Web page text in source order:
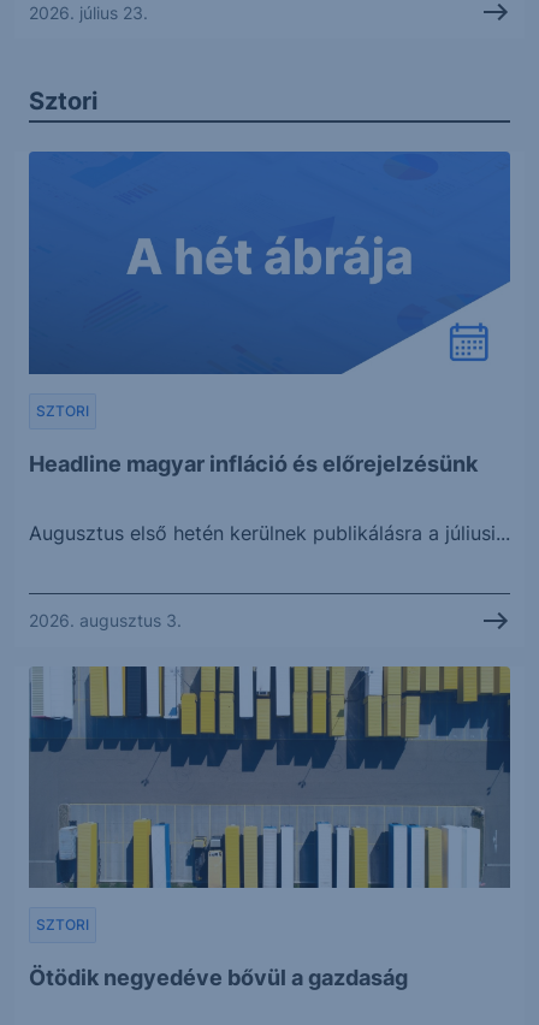
2026. július 23.
Sztori
Headline magyar infláció és előrejelzésünk
SZTORI
Augusztus első hetén kerülnek publikálásra a júliusi...
2026. augusztus 3.
Ötödik negyedéve bővül a gazdaság
SZTORI